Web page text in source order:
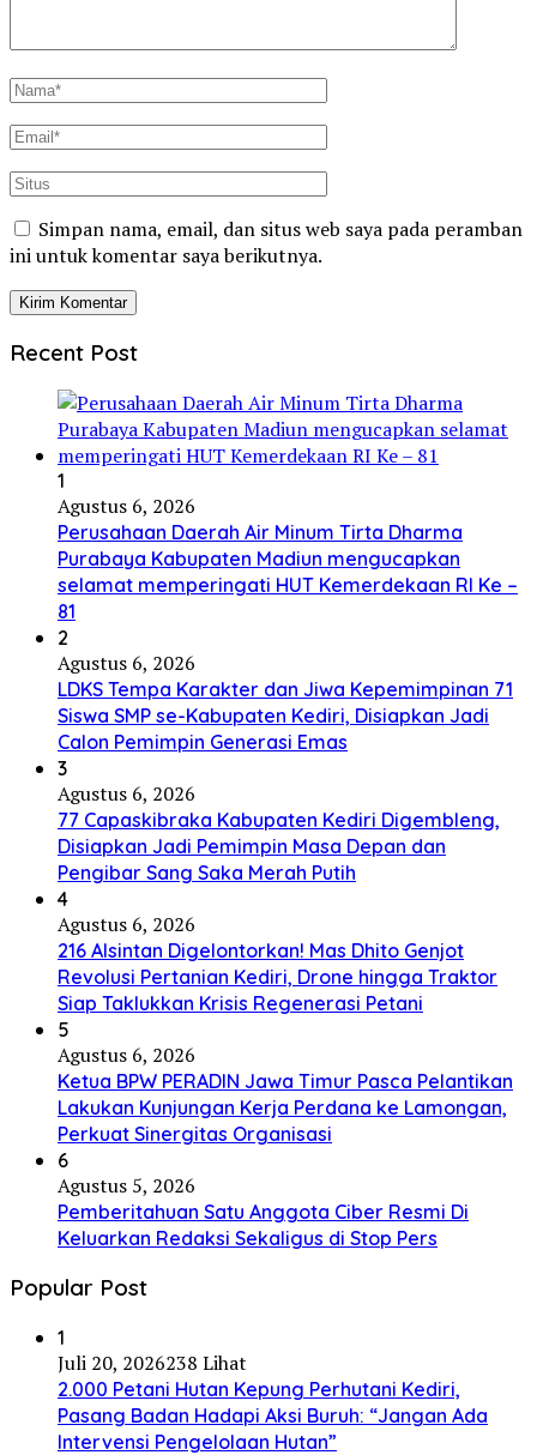
Simpan nama, email, dan situs web saya pada peramban
ini untuk komentar saya berikutnya.
Recent Post
1
Agustus 6, 2026
Perusahaan Daerah Air Minum Tirta Dharma
Purabaya Kabupaten Madiun mengucapkan
selamat memperingati HUT Kemerdekaan RI Ke –
81
2
Agustus 6, 2026
LDKS Tempa Karakter dan Jiwa Kepemimpinan 71
Siswa SMP se-Kabupaten Kediri, Disiapkan Jadi
Calon Pemimpin Generasi Emas
3
Agustus 6, 2026
77 Capaskibraka Kabupaten Kediri Digembleng,
Disiapkan Jadi Pemimpin Masa Depan dan
Pengibar Sang Saka Merah Putih
4
Agustus 6, 2026
216 Alsintan Digelontorkan! Mas Dhito Genjot
Revolusi Pertanian Kediri, Drone hingga Traktor
Siap Taklukkan Krisis Regenerasi Petani
5
Agustus 6, 2026
Ketua BPW PERADIN Jawa Timur Pasca Pelantikan
Lakukan Kunjungan Kerja Perdana ke Lamongan,
Perkuat Sinergitas Organisasi
6
Agustus 5, 2026
Pemberitahuan Satu Anggota Ciber Resmi Di
Keluarkan Redaksi Sekaligus di Stop Pers
Popular Post
1
Juli 20, 2026238 Lihat
2.000 Petani Hutan Kepung Perhutani Kediri,
Pasang Badan Hadapi Aksi Buruh: “Jangan Ada
Intervensi Pengelolaan Hutan”